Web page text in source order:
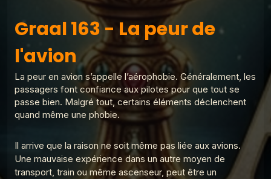
Les réponses du
Graal
Graal 137 - Place de la
Les réponses du Graal
Graal 136 - Je suis
Graal 163 - La peur de l'avion
Les réponses du Graal
2
Graal 99 - Tromper 'légalement' ?
Les réponses du Graal
3
Graal 98 - Adèle H ?
Les réponses du Graal
Graal 97 - La croix de prunier ?
5
Graal 96 - Verlaine a-t-il tué Rimbaud ?
Les réponses du Graal
Graal 163 - La peur de
l'avion
La peur en avion s’appelle l’aérophobie. Généralement, les
passagers font confiance aux pilotes pour que tout se
passe bien. Malgré tout, certains éléments déclenchent
quand même une phobie.
Il arrive que la raison ne soit même pas liée aux avions.
Une mauvaise expérience dans un autre moyen de
transport, train ou même ascenseur, peut être un